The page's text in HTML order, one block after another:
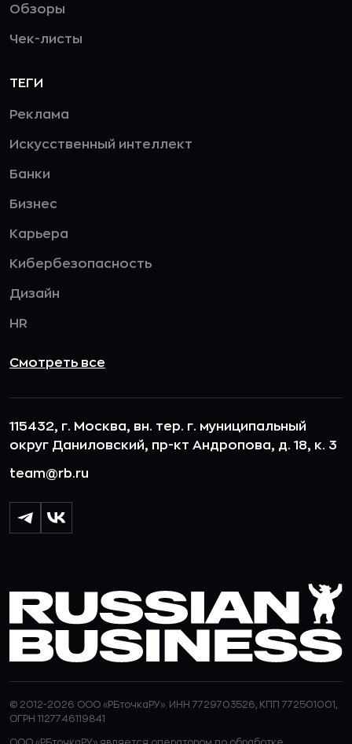
Обзоры
Чек-листы
ТЕГИ
Реклама
Искусственный интеллект
Банки
Бизнес
Карьера
Кибербезопасность
Дизайн
HR
Смотреть все
115432, г. Москва, вн. тер. г. муниципальный
округ Даниловский, пр-кт Андропова, д. 18, к. 3
team@rb.ru
© 2012-2026 ООО «РБточкаРУ». ИНН 7729703526, КПП 772501001,
ОГРН 1127746119841
ООО «РБточкаРУ» является оператором по обработке